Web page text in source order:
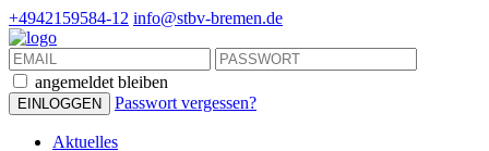
+4942159584-12 info@stbv-bremen.de
angemeldet bleiben
Passwort vergessen?
Aktuelles